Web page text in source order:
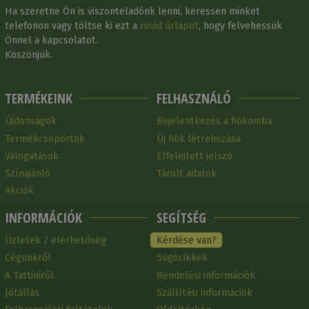
Ha szeretne Ön is viszonteladónk lenni, keressen minket
telefonon vagy töltse ki ezt a rövid űrlapot, hogy felvehessük
Önnel a kapcsolatot.
Köszönjük.
TERMÉKEINK
Újdonságok
Termékcsoportok
Válogatások
Színajánló
Akciók
INFORMÁCIÓK
Üzletek / elérhetőség
Cégünkről
A Tattiniről
Jótállás
FELHASZNÁLÓ
Bejelentkezés a fiókomba
Új fiók létrehozása
Elfelejtett jelszó
Tárolt adatok
SEGÍTSÉG
Kérdése van?
Súgócikkek
Rendelési információk
Szállítási információk